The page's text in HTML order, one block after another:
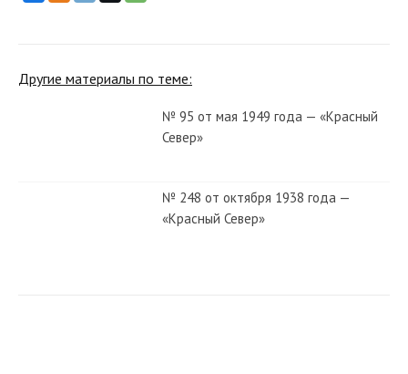
Другие материалы по теме:
№ 95 от мая 1949 года — «Красный
Север»
№ 248 от октября 1938 года —
«Красный Север»